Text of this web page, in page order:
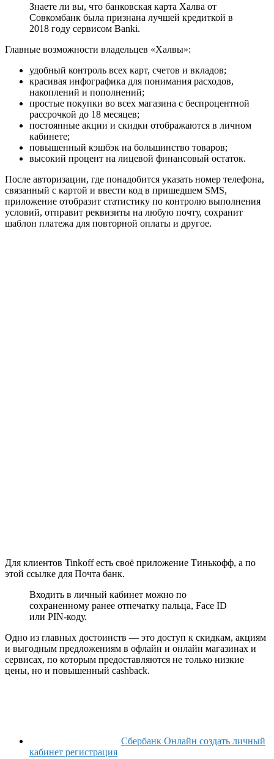
Знаете ли вы, что банковская карта Халва от
Совкомбанк была признана лучшей кредиткой в
2018 году сервисом Banki.
Главные возможности владельцев «Халвы»:
удобный контроль всех карт, счетов и вкладов;
красивая инфографика для понимания расходов,
накоплений и пополнений;
простые покупки во всех магазина с беспроцентной
рассрочкой до 18 месяцев;
постоянные акции и скидки отображаются в личном
кабинете;
повышенный кэшбэк на большинство товаров;
высокий процент на лицевой финансовый остаток.
После авторизации, где понадобится указать номер телефона,
связанный с картой и ввести код в пришедшем SMS,
приложение отобразит статистику по контролю выполнения
условий, отправит реквизиты на любую почту, сохранит
шаблон платежа для повторной оплаты и другое.
Для клиентов Tinkoff есть своё приложение Тинькофф, а по
этой ссылке для Почта банк.
Входить в личный кабинет можно по
сохраненному ранее отпечатку пальца, Face ID
или PIN-коду.
Одно из главных достоинств — это доступ к скидкам, акциям
и выгодным предложениям в офлайн и онлайн магазинах и
сервисах, по которым предоставляются не только низкие
цены, но и повышенный cashback.
Сбербанк Онлайн создать личный
кабинет регистрация